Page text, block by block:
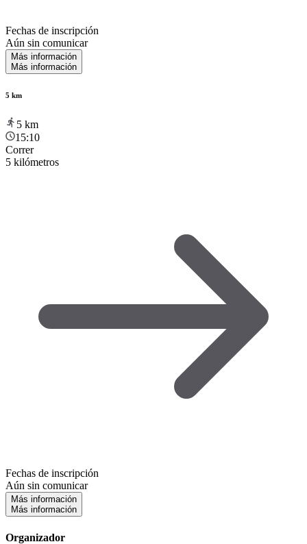
Fechas de inscripción
Aún sin comunicar
Más información
Más información
5 km
5 km
15:10
Correr
5 kilómetros
Fechas de inscripción
Aún sin comunicar
Más información
Más información
Organizador